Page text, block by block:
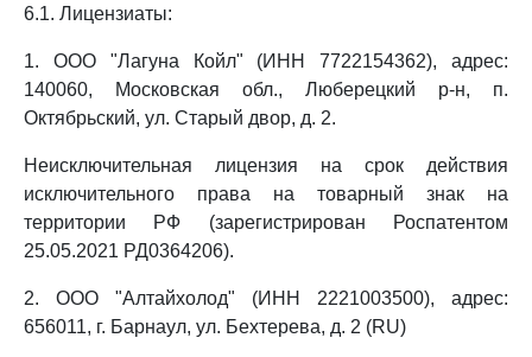
6.1. Лицензиаты:
1. ООО "Лагуна Койл" (ИНН 7722154362), адрес:
140060, Московская обл., Люберецкий р-н, п.
Октябрьский, ул. Старый двор, д. 2.
Неисключительная лицензия на срок действия
исключительного права на товарный знак на
территории РФ (зарегистрирован Роспатентом
25.05.2021 РД0364206).
2. ООО "Алтайхолод" (ИНН 2221003500), адрес:
656011, г. Барнаул, ул. Бехтерева, д. 2 (RU)